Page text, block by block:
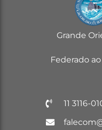
Grande
Federado
11 3116-